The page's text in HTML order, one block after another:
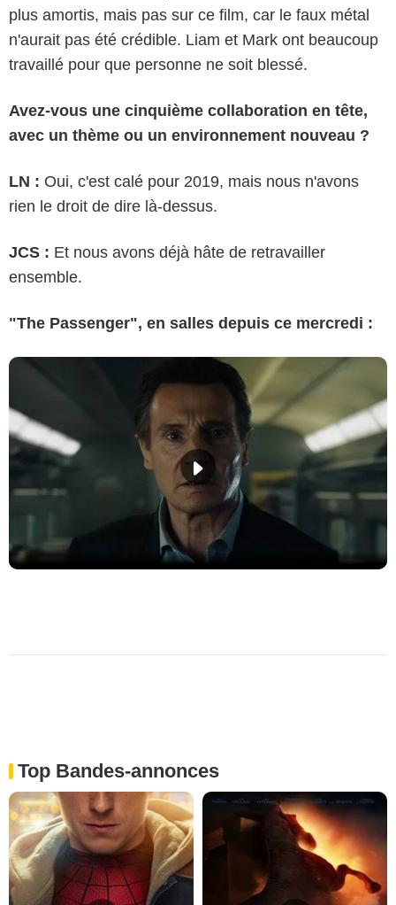
plus amortis, mais pas sur ce film, car le faux métal
n'aurait pas été crédible. Liam et Mark ont beaucoup
travaillé pour que personne ne soit blessé.
Avez-vous une cinquième collaboration en tête,
avec un thème ou un environnement nouveau ?
LN : Oui, c'est calé pour 2019, mais nous n'avons
rien le droit de dire là-dessus.
JCS : Et nous avons déjà hâte de retravailler
ensemble.
"The Passenger", en salles depuis ce mercredi :
Top Bandes-annonces